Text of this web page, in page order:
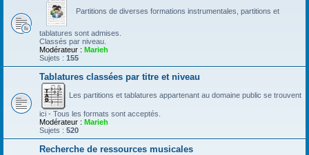
Partitions de diverses formations instrumentales, partitions et
tablatures sont admises.
Classés par niveau.
Modérateur : Marieh
Sujets : 155
Tablatures classées par titre et niveau
Les partitions et tablatures appartenant au domaine public se trouvent
ici - Tous les formats sont acceptés.
Modérateur : Marieh
Sujets : 520
Recherche de ressources musicales